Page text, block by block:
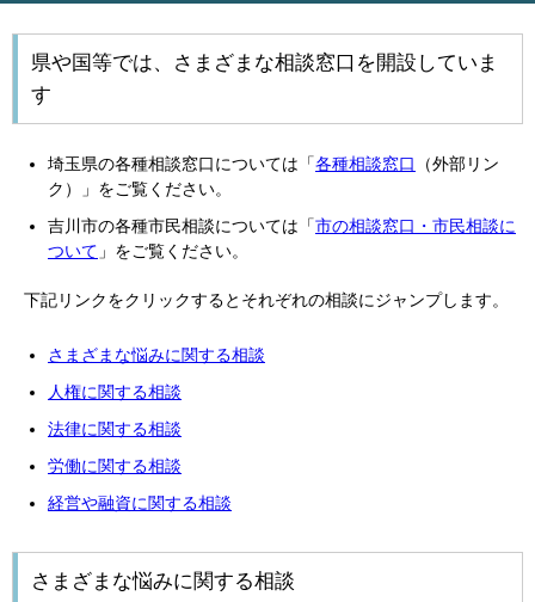
県や国等では、さまざまな相談窓口を開設していま
す
埼玉県の各種相談窓口については「各種相談窓口
（外部リン
ク）」をご覧ください。
吉川市の各種市民相談については「市の相談窓口・市民相談に
ついて 」をご覧ください。
下記リンクをクリックするとそれぞれの相談にジャンプします。
さまざまな悩みに関する相談
人権に関する相談
法律に関する相談
労働に関する相談
経営や融資に関する相談
さまざまな悩みに関する相談